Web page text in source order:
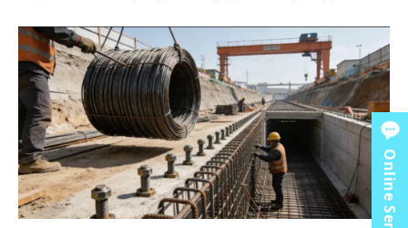
Online Service